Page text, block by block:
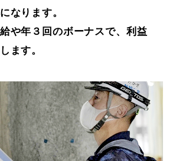
なります。
や年３回のボーナスで、利益
ます。